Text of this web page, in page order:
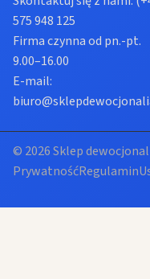
575 948 125
Firma czynna od pn.-pt.
9.00–16.00
E-mail:
© 2026 Sklep
PrywatnośćRegulamin